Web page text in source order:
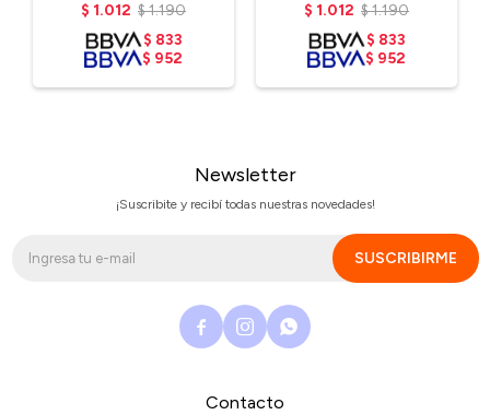
$ 1.012 $1.190
$ 833
$ 952
$ 1.012 $1.190
$ 833
$ 952
Contacto
Newsletter
¡Suscribite y recibí todas nuestras novedades!
SUSCRIBIRME
  